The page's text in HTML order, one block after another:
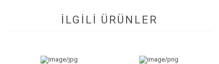
İLGİLİ ÜRÜNLER